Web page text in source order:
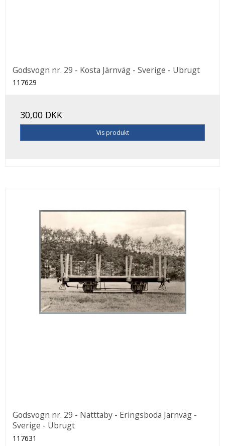
Godsvogn nr. 29 - Kosta Järnväg - Sverige - Ubrugt
117629
30,00 DKK
Vis produkt
Godsvogn nr. 29 - Nätttaby - Eringsboda Järnväg -
Sverige - Ubrugt
117631